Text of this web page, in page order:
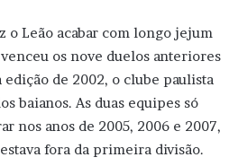
o Leão acabar com longo jejum
os nove duelos anteriores
de 2002, o clube paulista
baianos. As duas equipes só
nos anos de 2005, 2006 e 2007,
fora da primeira divisão.